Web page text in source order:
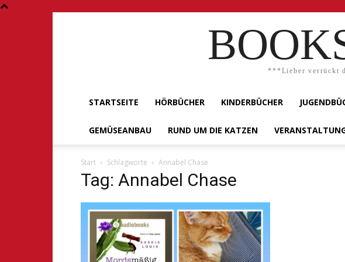
***Lieber verrückt
STARTSEITE HÖRBÜCHER KINDERBÜCHER
GEMÜSEANBAU RUND UM DIE KATZEN
Start Schlagworte Annabel Chase
Tag: Annabel Chase